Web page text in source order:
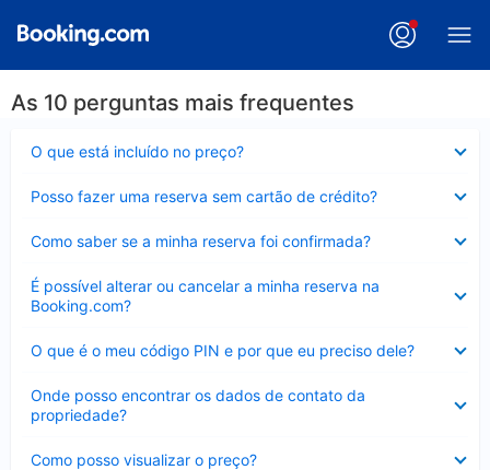
As 10 perguntas mais frequentes
O que está incluído no preço?
Posso fazer uma reserva sem cartão de crédito?
Como saber se a minha reserva foi confirmada?
É possível alterar ou cancelar a minha reserva na
Booking.com?
Contraído
O que é o meu código PIN e por que eu preciso dele?
Onde posso encontrar os dados de contato da
propriedade?
Como posso visualizar o preço?